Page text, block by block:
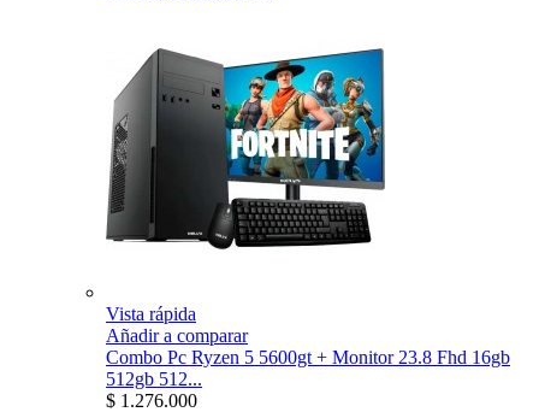
Vista rápida
Añadir a comparar
Combo Pc Ryzen 5 5600gt + Monitor 23.8 Fhd 16gb
512gb 512...
$ 1.276.000